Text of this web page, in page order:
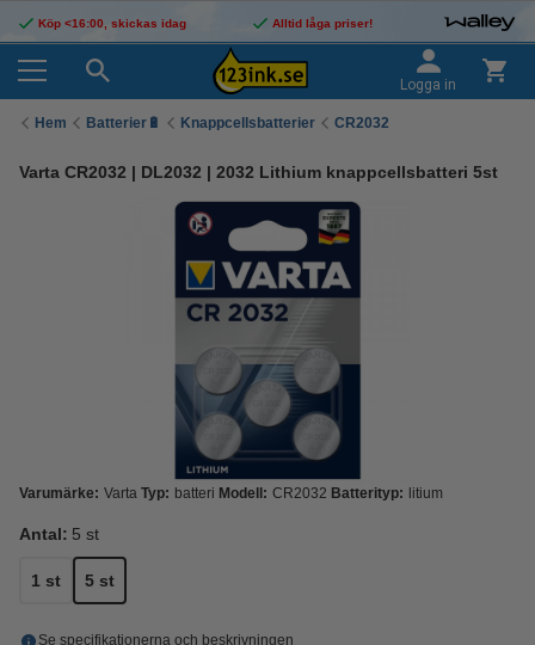
Köp <16:00, skickas idag Alltid låga priser!
Logga in
Hem Batterier🔋 Knappcellsbatterier CR2032
Varta CR2032 | DL2032 | 2032 Lithium knappcellsbatteri 5st
Varumärke: Varta Typ: batteri Modell: CR2032 Batterityp: litium
Antal: 5 st
1 st 5 st
Se specifikationerna och beskrivningen